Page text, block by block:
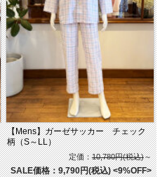
【Mens】ガーゼサッカー チェック
柄（S～LL）
定価：10,780円(税込)～
SALE価格：9,790円(税込)<9%OFF>